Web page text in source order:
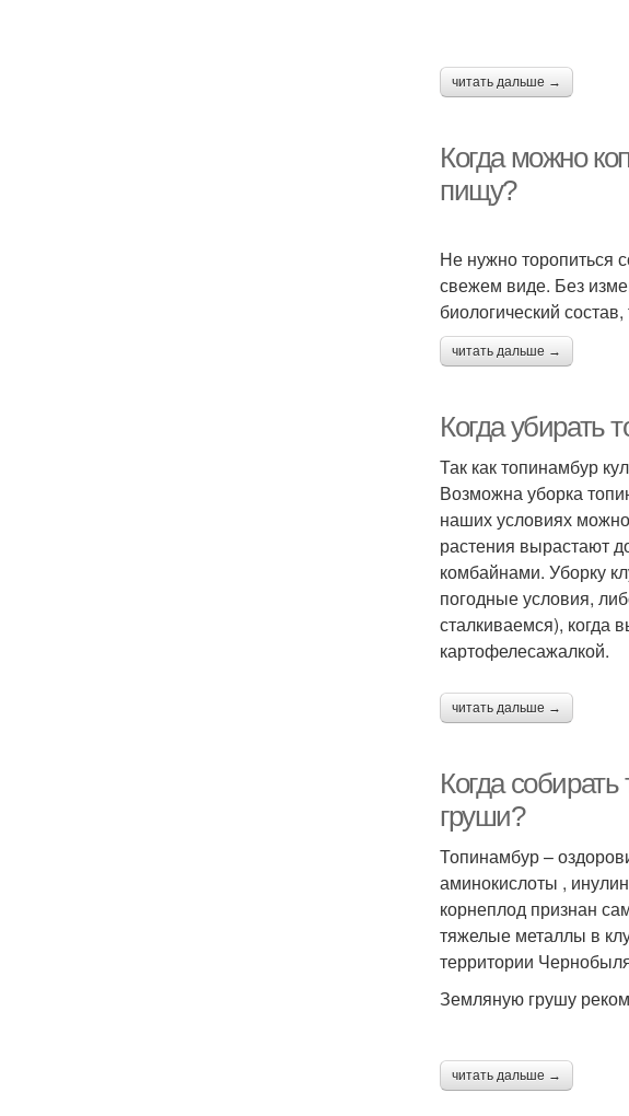
читать дальше →
Когда можно
пищу?
Не нужно торопиться
свежем виде. Без
биологический
читать дальше →
Когда убирать
Так как топинамбур
Возможна уборка
наших условиях
растения вырастают
комбайнами. Уборку
погодные условия,
сталкиваемся), когда
картофелесажалкой.
читать дальше →
Когда
груши?
Топинамбур –
аминокислоты ,
корнеплод признан
тяжелые металлы в
территории
Земляную грушу
читать дальше →